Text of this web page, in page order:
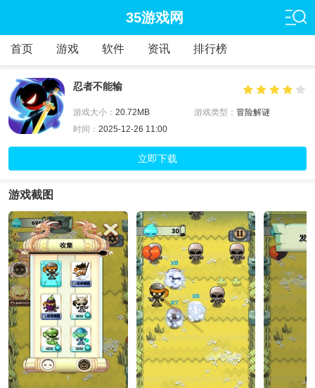
35游戏网
首页 游戏 软件 资讯 排行榜
忍者不能输
游戏大小： 20.72MB 游戏类型： 冒险解谜
时间： 2025-12-26 11:00
立即下载
游戏截图